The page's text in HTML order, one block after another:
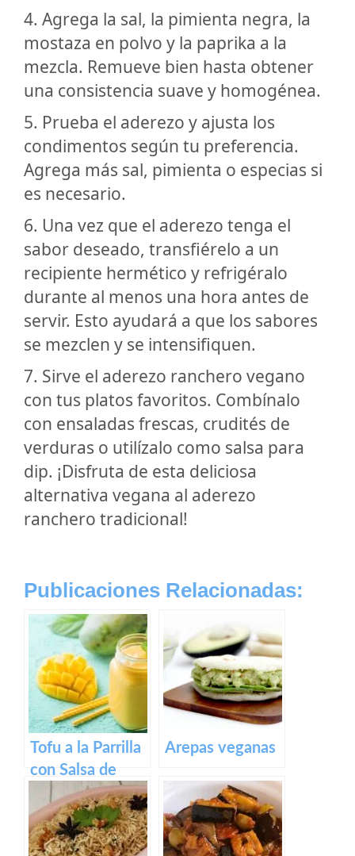
4. Agrega la sal, la pimienta negra, la
mostaza en polvo y la paprika a la
mezcla. Remueve bien hasta obtener
una consistencia suave y homogénea.
5. Prueba el aderezo y ajusta los
condimentos según tu preferencia.
Agrega más sal, pimienta o especias si
es necesario.
6. Una vez que el aderezo tenga el
sabor deseado, transfiérelo a un
recipiente hermético y refrigéralo
durante al menos una hora antes de
servir. Esto ayudará a que los sabores
se mezclen y se intensifiquen.
7. Sirve el aderezo ranchero vegano
con tus platos favoritos. Combínalo
con ensaladas frescas, crudités de
verduras o utilízalo como salsa para
dip. ¡Disfruta de esta deliciosa
alternativa vegana al aderezo
ranchero tradicional!
Publicaciones Relacionadas:
Tofu a la Parrilla
con Salsa de
Mango
Arepas veganas